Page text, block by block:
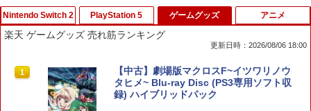
Nintendo Switch 2
1
eFootball(TM) Kick-Off! 【Switch2】
RL205-J1
PlayStation 5
1
PS5 スティックカバー コントローラー
交換用 スティックキャップ PS4 コント
ローラー / PS5 コントローラー / PS5 コ
ゲームグッズ
楽天 ゲームグッズ 売れ筋ランキング
更新日時：2026/08/06 18:00
1
【中古】劇場版マクロスF~イツワリノウ
タヒメ~ Blu-ray Disc (PS3専用ソフト収
録) ハイブリッドパック
アニメ